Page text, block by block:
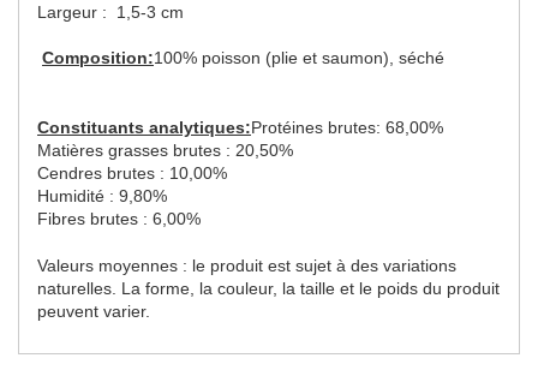
Largeur : 1,5-3 cm
Composition:100% poisson (plie et saumon), séché
Constituants analytiques:Protéines brutes: 68,00%
Matières grasses brutes : 20,50%
Cendres brutes : 10,00%
Humidité : 9,80%
Fibres brutes : 6,00%
Valeurs moyennes : le produit est sujet à des variations
naturelles. La forme, la couleur, la taille et le poids du produit
peuvent varier.